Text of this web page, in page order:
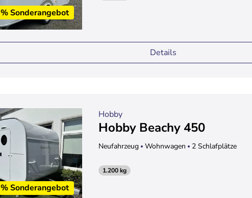
% Sonderangebot
Details
% Sonderangebot
Hobby
Hobby Beachy 450
Neufahrzeug Wohnwagen 2 Schlafplätze
1.200 kg